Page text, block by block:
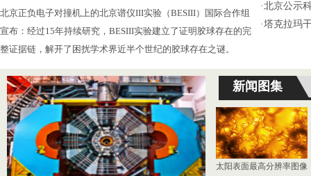
北京正负电子对撞机上的北京谱仪III实验（BESIII）国际合作组
宣布：经过15年持续研究，BESIII实验建立了证明胶球存在的完
整证据链，解开了困扰学术界近半个世纪的胶球存在之谜。
·北京公示
·塔克拉玛
新闻图集
太阳表面最高分辨率图像